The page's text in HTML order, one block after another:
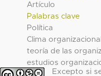
Artículo
Palabras clave
Política
Clima organizacional
teoría de las
estudios
Excepto si